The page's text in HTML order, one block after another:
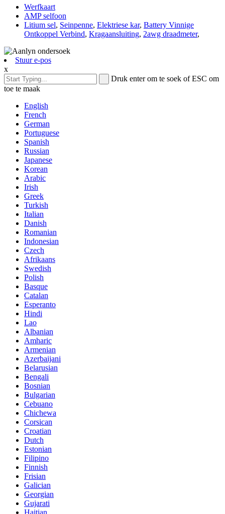
Werfkaart
AMP selfoon
Litium sel, Seinpenne, Elektriese kar, Battery Vinnige
Ontkoppel Verbind, Kragaansluiting, 2awg draadmeter,
Stuur e-pos
x
Druk enter om te soek of ESC om
toe te maak
English
French
German
Portuguese
Spanish
Russian
Japanese
Korean
Arabic
Irish
Greek
Turkish
Italian
Danish
Romanian
Indonesian
Czech
Afrikaans
Swedish
Polish
Basque
Catalan
Esperanto
Hindi
Lao
Albanian
Amharic
Armenian
Azerbaijani
Belarusian
Bengali
Bosnian
Bulgarian
Cebuano
Chichewa
Corsican
Croatian
Dutch
Estonian
Filipino
Finnish
Frisian
Galician
Georgian
Gujarati